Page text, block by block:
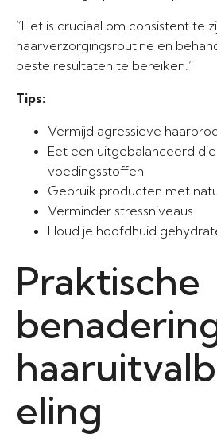
“Het is cruciaal om consistent te
haarverzorgingsroutine en
beste resultaten te bereiken.”
Tips:
Vermijd agressieve
Eet een uitgebalanceerd
voedingsstoffen
Gebruik producten met
Verminder stressniveaus
Houd je hoofdhuid
Praktische
eling